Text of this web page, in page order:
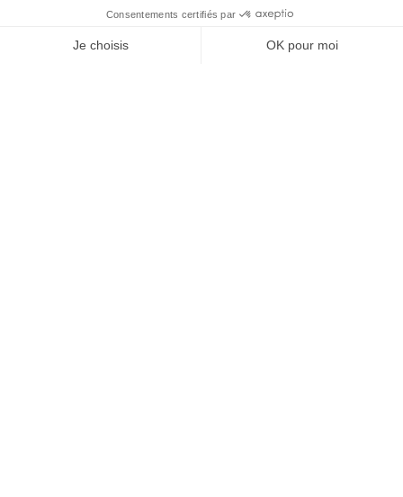
Paris Barcelone Madrid